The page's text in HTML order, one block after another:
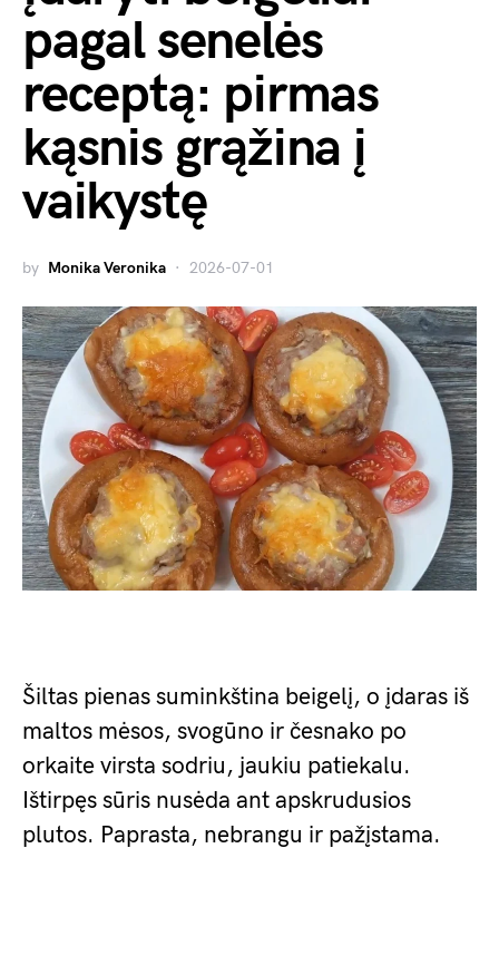
pagal senelės
receptą: pirmas
kąsnis grąžina į
vaikystę
by Monika Veronika 2026-07-01
Šiltas pienas suminkština beigelį, o įdaras iš
maltos mėsos, svogūno ir česnako po
orkaite virsta sodriu, jaukiu patiekalu.
Ištirpęs sūris nusėda ant apskrudusios
plutos. Paprasta, nebrangu ir pažįstama.